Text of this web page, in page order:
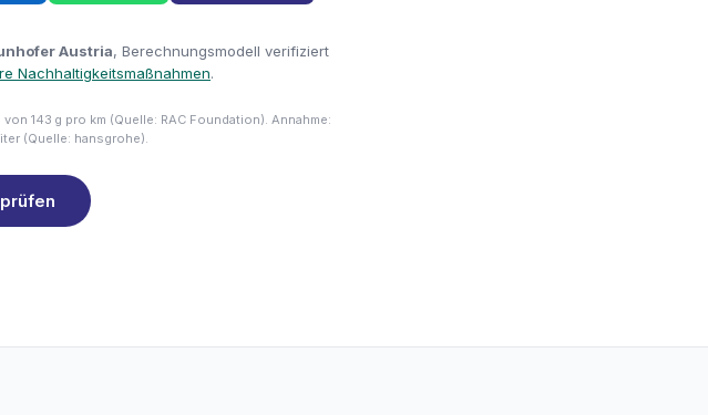
Austria, Berechnungsmodell verifiziert
Nachhaltigkeitsmaßnahmen.
143 g pro km (Quelle: RAC Foundation). Annahme:
(Quelle: hansgrohe).